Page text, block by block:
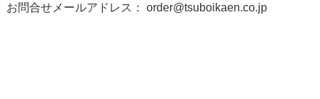
お問合せメールアドレス： order@tsuboikaen.co.jp